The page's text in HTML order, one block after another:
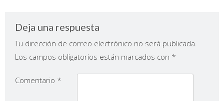
Deja una respuesta
Tu dirección de correo electrónico no será publicada.
Los campos obligatorios están marcados con *
Comentario *